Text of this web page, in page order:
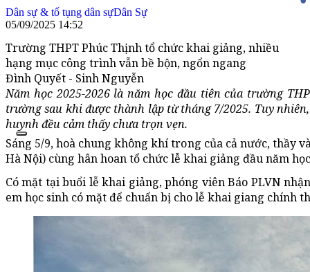
Dân sự & tố tụng dân sựDân Sự
05/09/2025 14:52
Trường THPT Phúc Thịnh tổ chức khai giảng, nhiều
hạng mục công trình vẫn bề bộn, ngổn ngang
Đình Quyết - Sinh Nguyễn
Năm học 2025-2026 là năm học đầu tiên của trường
trường sau khi được thành lập từ tháng 7/2025. Tuy
huynh đều cảm thấy chưa trọn vẹn.
Sáng 5/9, hoà chung không khí trong của cả nước, thầy
Hà Nội) cùng hân hoan tổ chức lễ khai giảng đầu năm
Có mặt tại buổi lễ khai giảng, phóng viên Báo PLVN
em học sinh có mặt để chuẩn bị cho lễ khai giang chính